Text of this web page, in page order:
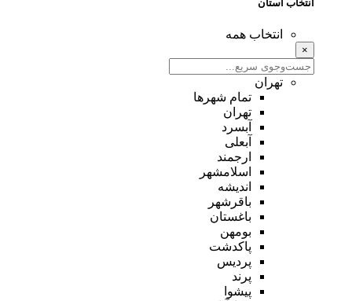
انتخاب استان
انتخاب همه
×
تهران
تمام شهر‌ها
تهران
آبسرد
آبعلی
ارجمند
اسلامشهر
اندیشه
باقرشهر
باغستان
بومهن
پاکدشت
پردیس
پرند
پیشوا